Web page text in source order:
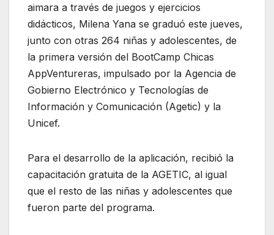
aimara a través de juegos y ejercicios
didácticos, Milena Yana se graduó este jueves,
junto con otras 264 niñas y adolescentes, de
la primera versión del BootCamp Chicas
AppVentureras, impulsado por la Agencia de
Gobierno Electrónico y Tecnologías de
Información y Comunicación (Agetic) y la
Unicef.
Para el desarrollo de la aplicación, recibió la
capacitación gratuita de la AGETIC, al igual
que el resto de las niñas y adolescentes que
fueron parte del programa.